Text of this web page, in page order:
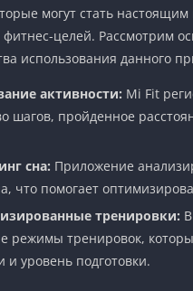
могут стать
целей. Рассмотрим
использования данного
активности: Mi Fit
шагов, пройденное
сна: Приложение
что помогает
тренировки:
режимы тренировок,
и уровень подготовки.